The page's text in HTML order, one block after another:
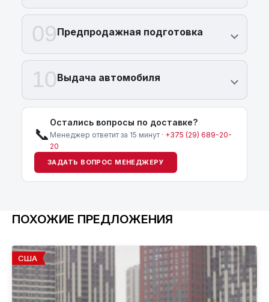
09Предпродажная подготовка
10Выдача автомобиля
📞
Остались вопросы по доставке?
Менеджер ответит за 15 минут · +375 (29) 689-20-
20
ЗАДАТЬ ВОПРОС МЕНЕДЖЕРУ
ПОХОЖИЕ ПРЕДЛОЖЕНИЯ
США